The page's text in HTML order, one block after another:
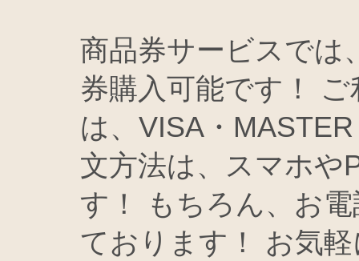
商品券サービスでは
券購入可能です！
は、VISA・
文方法は、スマホや
す！ もちろん、お
ております！ お気